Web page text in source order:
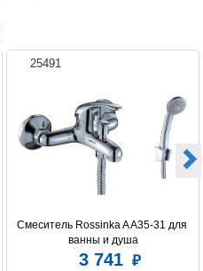
25491
Смеситель Rossinka A A35-31 для
ванны и душа
3 741